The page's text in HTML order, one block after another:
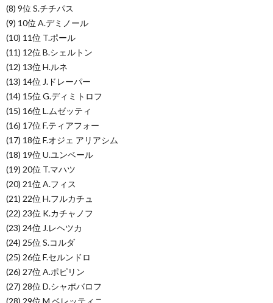
(8) 9位 S.チチパス
(9) 10位 A.デミノール
(10) 11位 T.ポール
(11) 12位 B.シェルトン
(12) 13位 H.ルネ
(13) 14位 J.ドレーパー
(14) 15位 G.ディミトロフ
(15) 16位 L.ムゼッティ
(16) 17位 F.ティアフォー
(17) 18位 F.オジェ アリアシム
(18) 19位 U.ユンベール
(19) 20位 T.マハツ
(20) 21位 A.フィス
(21) 22位 H.フルカチュ
(22) 23位 K.カチャノフ
(23) 24位 J.レヘツカ
(24) 25位 S.コルダ
(25) 26位 F.セルンドロ
(26) 27位 A.ポピリン
(27) 28位 D.シャポバロフ
(28) 29位 M.ベレッティニ